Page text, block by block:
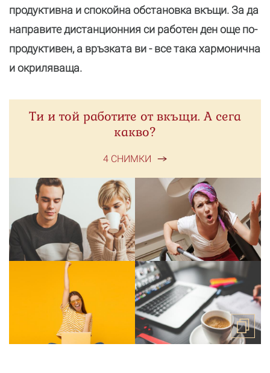
продуктивна и спокойна обстановка вкъщи. За да
направите дистанционния си работен ден още по-
продуктивен, а връзката ви - все така хармонична
и окриляваща.
Ти и той работите от вкъщи. А сега
какво?
4 СНИМКИ